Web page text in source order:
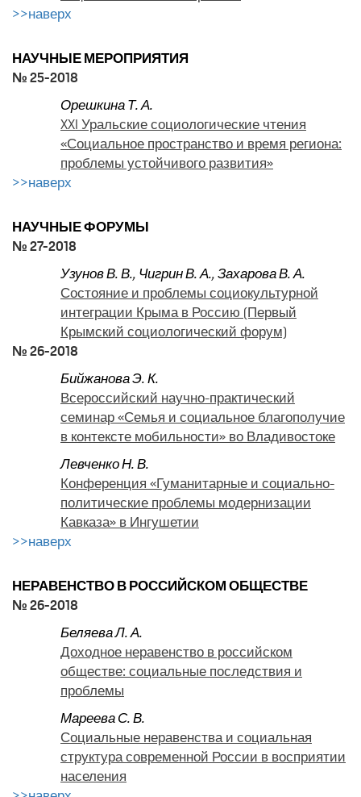
>>наверх
НАУЧНЫЕ МЕРОПРИЯТИЯ
№ 25-2018
Орешкина Т. А.
XXI Уральские социологические чтения
«Социальное пространство и время региона:
проблемы устойчивого развития»
>>наверх
НАУЧНЫЕ ФОРУМЫ
№ 27-2018
Узунов В. В., Чигрин В. А.,Захарова В. А.
Состояние и проблемы социокультурной
интеграции Крыма в Россию (Первый
Крымский социологический форум)
№ 26-2018
Бийжанова Э. К.
Всероссийский научно-практический
семинар «Семья и социальное благополучие
в контексте мобильности» во Владивостоке
Левченко Н. В.
Конференция «Гуманитарные и социально-
политические проблемы модернизации
Кавказа» в Ингушетии
>>наверх
НЕРАВЕНСТВО В РОССИЙСКОМ ОБЩЕСТВЕ
№ 26-2018
Беляева Л. А.
Доходное неравенство в российском
обществе: социальные последствия и
проблемы
Мареева С. В.
Социальные неравенства и социальная
структура современной России в восприятии
населения